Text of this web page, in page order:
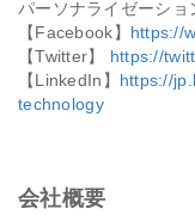
パーソナライゼーショ
【Facebook】 https://
【Twitter】 https://
【LinkedIn】 https://
technology
会社概要